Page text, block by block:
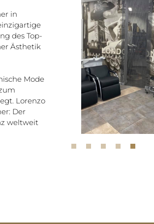
in
des Top-
Ästhetik
Mode
Lorenzo
Der
weltweit